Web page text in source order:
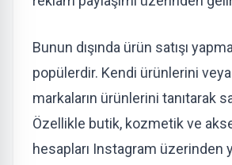
Bunun dışında ürün satışı
popülerdir. Kendi ürünlerini veya
markaların ürünlerini tanıtarak
Özellikle butik, kozmetik ve
hesapları Instagram üzerinden